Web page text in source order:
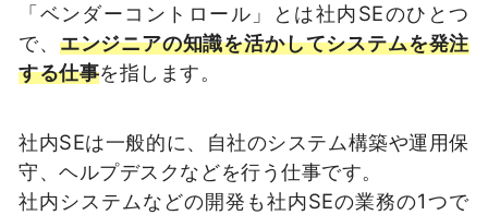
「ベンダーコントロール」とは社内SEのひとつ
で、 エンジニアの知識を活かしてシステムを発注
する仕事を指します。
社内SEは一般的に、自社のシステム構築や運用保
守、ヘルプデスクなどを行う仕事です。
社内システムなどの開発も社内SEの業務の1つで